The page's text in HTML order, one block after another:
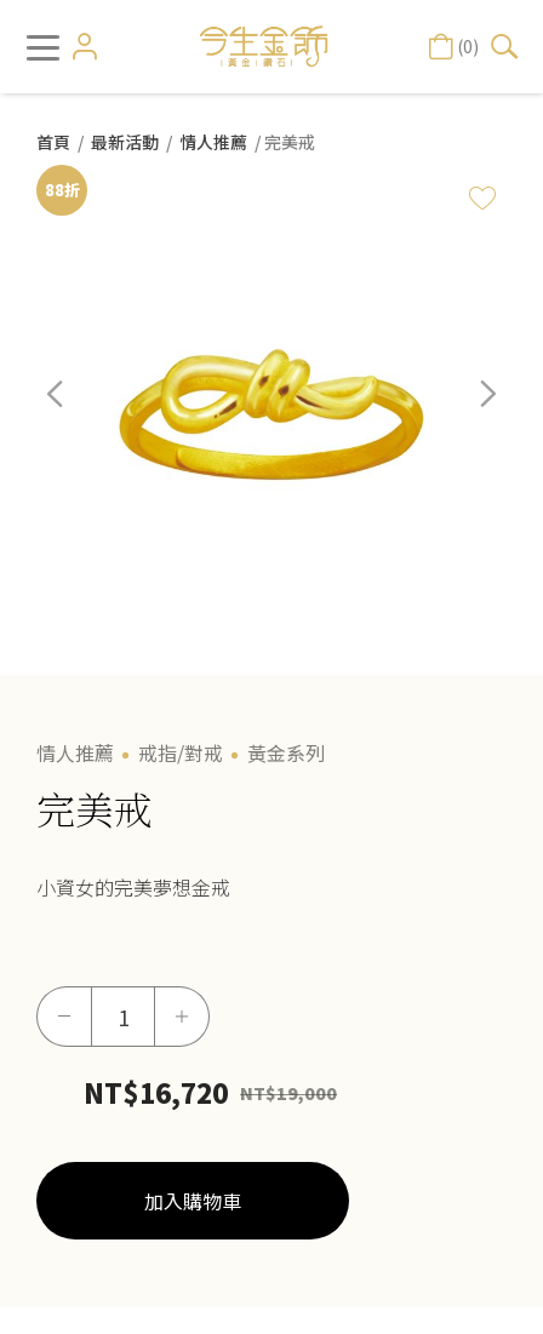
(0)
首頁 / 最新活動 / 情人推薦 / 完美戒
88折
情人推薦 戒指/對戒 黃金系列
完美戒
小資女的完美夢想金戒
－
數
＋
NT$16,720 NT$19,000
加入購物車